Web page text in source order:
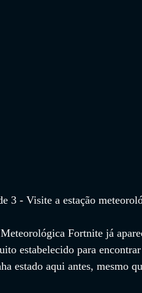
3 - Visite a estação
Fortnite já
estabelecido para
estado aqui antes, mesmo